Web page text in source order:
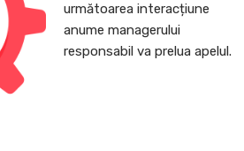
următoarea interacțiune
anume managerului
responsabil va prelua apelul.